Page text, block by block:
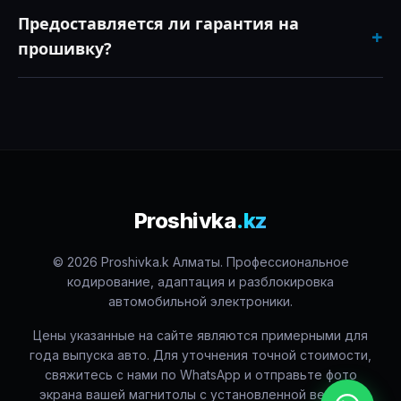
Да, после русификации шаг радиочастот переводится
на европейский/казахстанский стандарт (появляются
все четные станции). Также устанавливается
Предоставляется ли гарантия на
прошивку?
+
Proshivka.kz
© 2026 Proshivka.k Алматы. Профессиональное
кодирование, адаптация и разблокировка
автомобильной электроники.
Цены указанные на сайте являются примерными для
года выпуска авто. Для уточнения точной стоимости,
свяжитесь с нами по WhatsApp и отправьте фото
экрана вашей магнитолы с установленной версией